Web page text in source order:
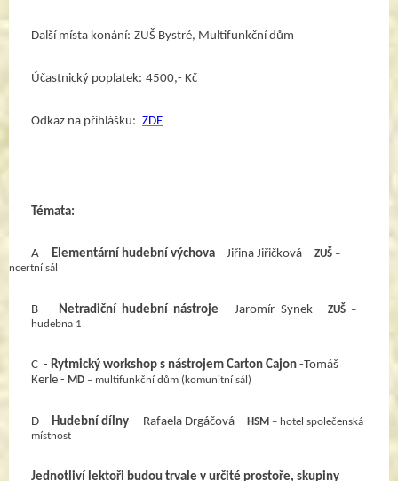
Další místa konání: ZUŠ Bystré, Multifunkční dům
Účastnický poplatek: 4500,- Kč
Odkaz na přihlášku: ZDE
Témata:
A  - Elementární hudební výchova – Jiřina Jiřičková  - ZUŠ –
sál
B  - Netradiční hudební nástroje - Jaromír Synek - ZUŠ –
hudebna 1
C  - Rytmický workshop s nástrojem Carton Cajon -Tomáš
Kerle - MD – multifunkční dům (komunitní sál)
D  - Hudební dílny – Rafaela Drgáčová  - HSM – hotel společenská
místnost
Jednotliví lektoři budou trvale v určité prostoře, skupiny